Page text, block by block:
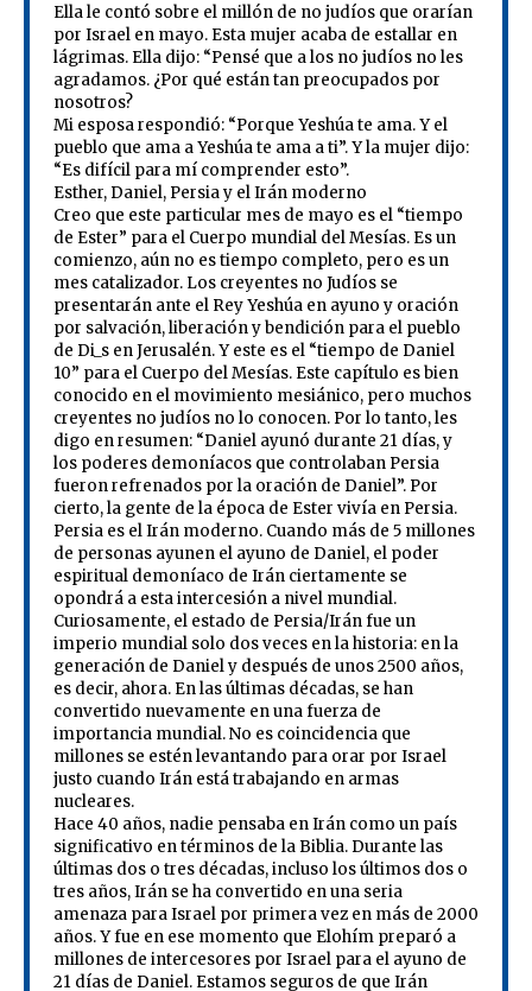
Ella le contó sobre el millón de no judíos que orarían
por Israel en mayo. Esta mujer acaba de estallar en
lágrimas. Ella dijo: “Pensé que a los no judíos no les
agradamos. ¿Por qué están tan preocupados por
nosotros?
Mi esposa respondió: “Porque Yeshúa te ama. Y el
pueblo que ama a Yeshúa te ama a ti”. Y la mujer dijo:
“Es difícil para mí comprender esto”.
Esther, Daniel, Persia y el Irán moderno
Creo que este particular mes de mayo es el “tiempo
de Ester” para el Cuerpo mundial del Mesías. Es un
comienzo, aún no es tiempo completo, pero es un
mes catalizador. Los creyentes no Judíos se
presentarán ante el Rey Yeshúa en ayuno y oración
por salvación, liberación y bendición para el pueblo
de Di_s en Jerusalén. Y este es el “tiempo de Daniel
10” para el Cuerpo del Mesías. Este capítulo es bien
conocido en el movimiento mesiánico, pero muchos
creyentes no judíos no lo conocen. Por lo tanto, les
digo en resumen: “Daniel ayunó durante 21 días, y
los poderes demoníacos que controlaban Persia
fueron refrenados por la oración de Daniel”. Por
cierto, la gente de la época de Ester vivía en Persia.
Persia es el Irán moderno. Cuando más de 5 millones
de personas ayunen el ayuno de Daniel, el poder
espiritual demoníaco de Irán ciertamente se
opondrá a esta intercesión a nivel mundial.
Curiosamente, el estado de Persia/Irán fue un
imperio mundial solo dos veces en la historia: en la
generación de Daniel y después de unos 2500 años,
es decir, ahora. En las últimas décadas, se han
convertido nuevamente en una fuerza de
importancia mundial. No es coincidencia que
millones se estén levantando para orar por Israel
justo cuando Irán está trabajando en armas
nucleares.
Hace 40 años, nadie pensaba en Irán como un país
significativo en términos de la Biblia. Durante las
últimas dos o tres décadas, incluso los últimos dos o
tres años, Irán se ha convertido en una seria
amenaza para Israel por primera vez en más de 2000
años. Y fue en ese momento que Elohím preparó a
millones de intercesores por Israel para el ayuno de
21 días de Daniel. Estamos seguros de que Irán